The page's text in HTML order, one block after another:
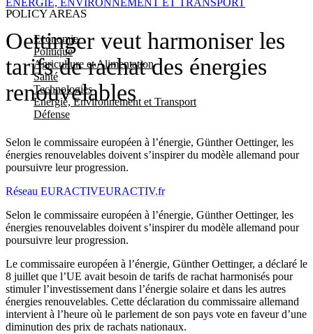
POLICY AREAS
Economie
Politique
Agriculture et Alimentation
Santé
Technologies
Energie, Environnement et Transport
Défense
Oettinger veut harmoniser les
tarifs de rachat des énergies
renouvelables
Selon le commissaire européen à l’énergie, Günther Oettinger, les
énergies renouvelables doivent s’inspirer du modèle allemand pour
poursuivre leur progression.
ENERGIE, ENVIRONNEMENT ET TRANSPORT
Réseau EURACTIVEURACTIV.fr
Selon le commissaire européen à l’énergie, Günther Oettinger, les
énergies renouvelables doivent s’inspirer du modèle allemand pour
poursuivre leur progression.
Le commissaire européen à l’énergie, Günther Oettinger, a déclaré le
8 juillet que l’UE avait besoin de tarifs de rachat harmonisés pour
stimuler l’investissement dans l’énergie solaire et dans les autres
énergies renouvelables. Cette déclaration du commissaire allemand
intervient à l’heure où le parlement de son pays vote en faveur d’une
diminution des prix de rachats nationaux.